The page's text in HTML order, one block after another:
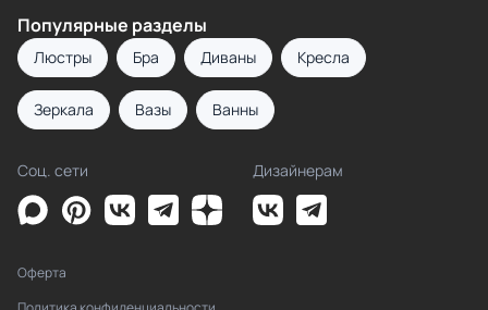
Популярные разделы
Люстры Бра Диваны Кресла
Зеркала Вазы Ванны
Соц. сети Дизайнерам
Оферта